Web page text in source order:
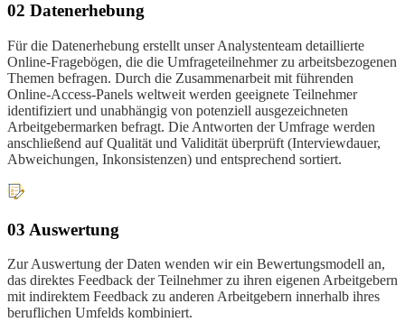
02 Datenerhebung
Für die Datenerhebung erstellt unser Analystenteam detaillierte
Online-Fragebögen, die die Umfrageteilnehmer zu arbeitsbezogenen
Themen befragen. Durch die Zusammenarbeit mit führenden
Online-Access-Panels weltweit werden geeignete Teilnehmer
identifiziert und unabhängig von potenziell ausgezeichneten
Arbeitgebermarken befragt. Die Antworten der Umfrage werden
anschließend auf Qualität und Validität überprüft (Interviewdauer,
Abweichungen, Inkonsistenzen) und entsprechend sortiert.
03 Auswertung
Zur Auswertung der Daten wenden wir ein Bewertungsmodell an,
das direktes Feedback der Teilnehmer zu ihren eigenen Arbeitgebern
mit indirektem Feedback zu anderen Arbeitgebern innerhalb ihres
beruflichen Umfelds kombiniert.